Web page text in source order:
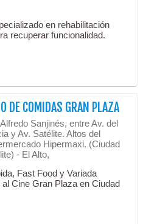
en rehabilitación
recuperar funcionalidad.
DE COMIDAS GRAN PLAZA
Sanjinés, entre Av. del
y Av. Satélite. Altos del
Hipermaxi. (Ciudad
- El Alto,
Fast Food y Variada
Cine Gran Plaza en Ciudad